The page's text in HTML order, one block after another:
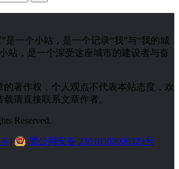
是一个小站，是一个记录“我”与“我的城
站，是一个深受这座城市的建设者与奋
的著作权，个人观点不代表本站态度，欢
请直接联系文章作者。
Reserved.
6 | 黑公网安备 23010302000329号